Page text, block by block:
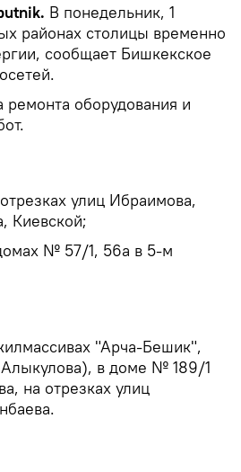
В понедельник, 1
районах столицы временно
сообщает Бишкекское
ремонта оборудования и
улиц Ибраимова,
Киевской;
№ 57/1, 56а в 5-м
"Арча-Бешик",
в доме № 189/1
на отрезках улиц